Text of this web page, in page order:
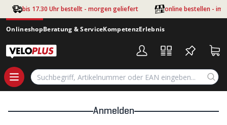
Zum Hauptinhalt springen
bis 17.30 Uhr bestellt - morgen geliefert online bestellen - im
OnlineshopBeratung & ServiceKompetenzErlebnis
Anmelden